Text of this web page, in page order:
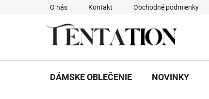
O nás Kontakt Obchodné podmienky
DÁMSKE OBLEČENIE NOVINKY